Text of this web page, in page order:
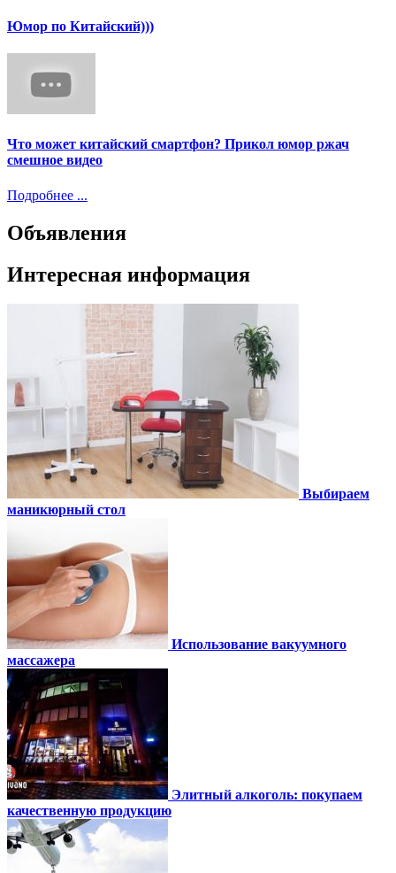
Юмор по Китайский)))
Что может китайский смартфон? Прикол юмор ржач
смешное видео
Подробнее ...
Объявления
Интересная информация
Выбираем
маникюрный стол
Использование вакуумного
массажера
Элитный алкоголь: покупаем
качественную продукцию